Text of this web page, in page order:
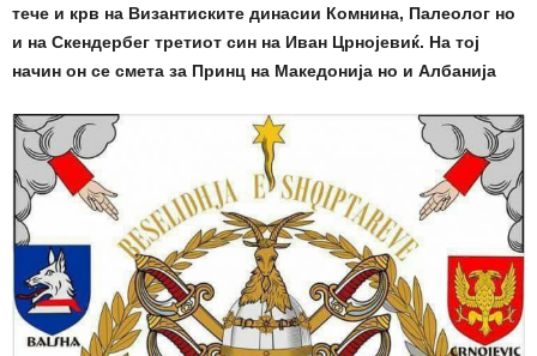
тече и крв на Византиските динасии Комнина, Палеолог но
и на Скендербег третиот син на Иван Црнојевиќ. На тој
начин он се смета за Принц на Македонија но и Албанија